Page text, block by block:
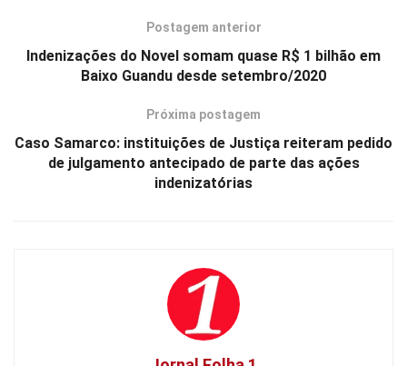
Postagem anterior
Indenizações do Novel somam quase R$ 1 bilhão em
Baixo Guandu desde setembro/2020
Próxima postagem
Caso Samarco: instituições de Justiça reiteram pedido
de julgamento antecipado de parte das ações
indenizatórias